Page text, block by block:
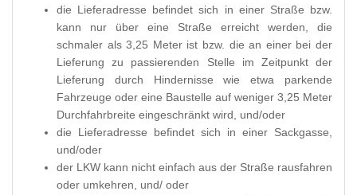
die Lieferadresse befindet sich in einer Straße bzw.
kann nur über eine Straße erreicht werden, die
schmaler als 3,25 Meter ist bzw. die an einer bei der
Lieferung zu passierenden Stelle im Zeitpunkt der
Lieferung durch Hindernisse wie etwa parkende
Fahrzeuge oder eine Baustelle auf weniger 3,25 Meter
Durchfahrbreite eingeschränkt wird, und/oder
die Lieferadresse befindet sich in einer Sackgasse,
und/oder
der LKW kann nicht einfach aus der Straße rausfahren
oder umkehren, und/ oder